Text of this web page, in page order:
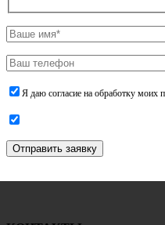
Я даю согласие на обработку моих
Отправить заявку